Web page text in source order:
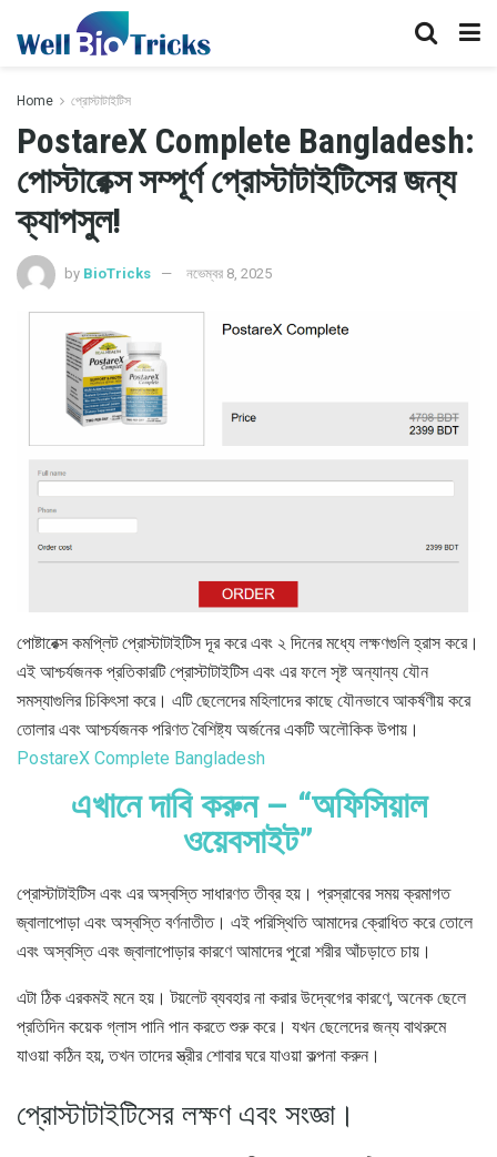
Home প্রোস্টাটাইটিস
PostareX Complete Bangladesh:
পোস্টারেক্স সম্পূর্ণ প্রোস্টাটাইটিসের জন্য
ক্যাপসুল!
by BioTricks নভেম্বর 8, 2025
পোষ্টারেক্স কমপ্লিট প্রোস্টাটাইটিস দূর করে এবং ২ দিনের মধ্যে লক্ষণগুলি হ্রাস করে।
এই আশ্চর্যজনক প্রতিকারটি প্রোস্টাটাইটিস এবং এর ফলে সৃষ্ট অন্যান্য যৌন
সমস্যাগুলির চিকিৎসা করে। এটি ছেলেদের মহিলাদের কাছে যৌনভাবে আকর্ষণীয় করে
তোলার এবং আশ্চর্যজনক পরিণত বৈশিষ্ট্য অর্জনের একটি অলৌকিক উপায়।
PostareX Complete Bangladesh
এখানে দাবি করুন – “অফিসিয়াল
ওয়েবসাইট”
প্রোস্টাটাইটিস এবং এর অস্বস্তি সাধারণত তীব্র হয়। প্রস্রাবের সময় ক্রমাগত
জ্বালাপোড়া এবং অস্বস্তি বর্ণনাতীত। এই পরিস্থিতি আমাদের ক্রোধিত করে তোলে
এবং অস্বস্তি এবং জ্বালাপোড়ার কারণে আমাদের পুরো শরীর আঁচড়াতে চায়।
এটা ঠিক এরকমই মনে হয়। টয়লেট ব্যবহার না করার উদ্বেগের কারণে, অনেক ছেলে
প্রতিদিন কয়েক গ্লাস পানি পান করতে শুরু করে। যখন ছেলেদের জন্য বাথরুমে
যাওয়া কঠিন হয়, তখন তাদের স্ত্রীর শোবার ঘরে যাওয়া কল্পনা করুন।
প্রোস্টাটাইটিসের লক্ষণ এবং সংজ্ঞা।